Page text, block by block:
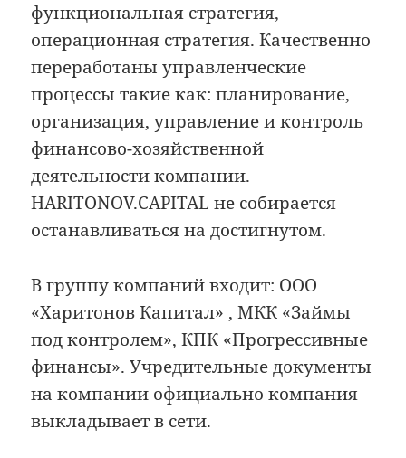
функциональная стратегия,
операционная стратегия. Качественно
переработаны управленческие
процессы такие как: планирование,
организация, управление и контроль
финансово-хозяйственной
деятельности компании.
HARITONOV.CAPITAL не собирается
останавливаться на достигнутом.
В группу компаний входит: ООО
«Харитонов Капитал» , МКК «Займы
под контролем», КПК «Прогрессивные
финансы». Учредительные документы
на компании официально компания
выкладывает в сети.